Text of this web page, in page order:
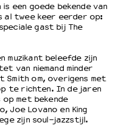
is een goede bekende van
al twee keer eerder op:
gast bij The
muzikant beleefde zijn
van niemand minder
Smith om, overigens met
te richten. In de jaren
op met bekende
Joe Lovano en King
zijn soul-jazzstijl.